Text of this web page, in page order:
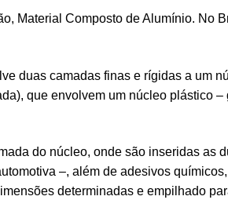
Material Composto de Alumínio. No
duas camadas finas e rígidas a um
que envolvem um núcleo plástico
do núcleo, onde são inseridas as
–, além de adesivos
determinadas e empilhado